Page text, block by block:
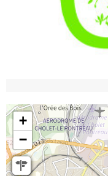
+
−